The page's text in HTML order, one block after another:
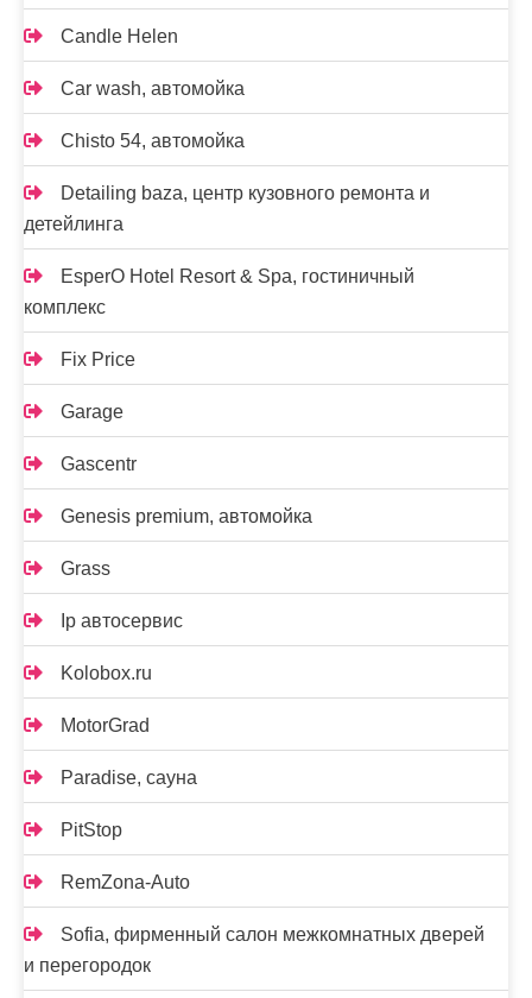
Candle Helen
Car wash, автомойка
Chisto 54, автомойка
Detailing baza, центр кузовного ремонта и
детейлинга
EsperO Hotel Resort & Spa, гостиничный
комплекс
Fix Price
Garage
Gascentr
Genesis premium, автомойка
Grass
Ip автосервис
Kolobox.ru
MotorGrad
Paradise, сауна
PitStop
RemZona-Auto
Sofia, фирменный салон межкомнатных дверей
и перегородок